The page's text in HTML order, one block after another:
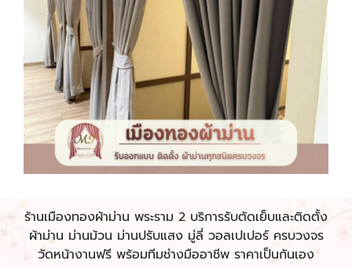
ร้านเมืองทองผ้าม่าน พระราม 2 บริการรับตัดเย็บและติดตั้ง
ผ้าม่าน ม่านม้วน ม่านปรับแสง มู่ลี่ วอลเปเปอร์ ครบวงจร
วัดหน้างานฟรี พร้อมทีมช่างมืออาชีพ ราคาเป็นกันเอง